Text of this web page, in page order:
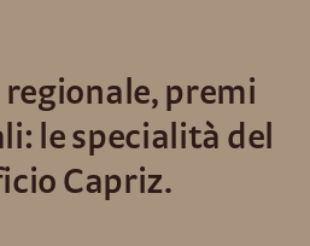
regionale, premi
le specialità del
Capriz.